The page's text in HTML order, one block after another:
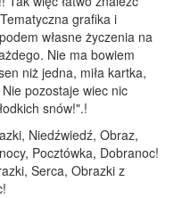
grafika i
własne życzenia na
Nie ma bowiem
niż jedna, miła kartka,
pozostaje wiec nic
snów!".!
Niedźwiedź, Obraz,
Pocztówka, Dobranoc!
Serca, Obrazki z